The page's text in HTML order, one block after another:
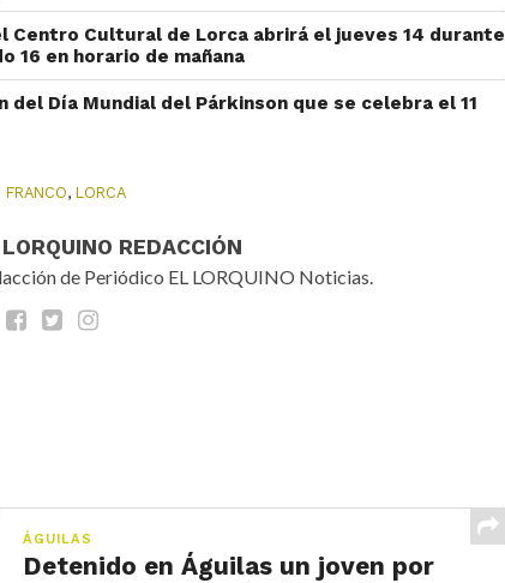
Centro Cultural de Lorca abrirá el jueves 14 durante
16 en horario de mañana
del Día Mundial del Párkinson que se celebra el 11
FRANCO,LORCA
REDACCIÓN
de Periódico EL LORQUINO Noticias.
ÁGUILAS
Detenido en Águilas un joven por